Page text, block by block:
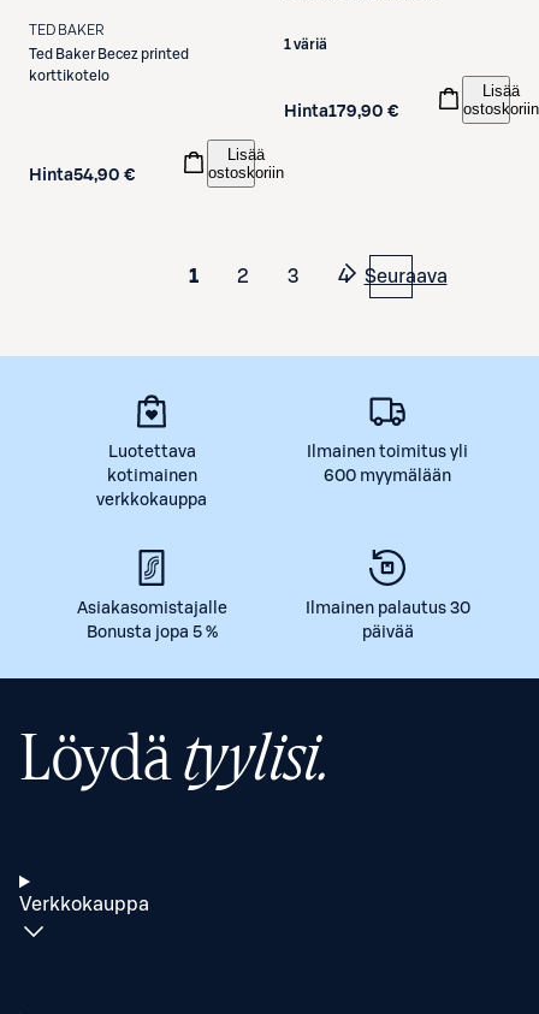
TED BAKER
Ted Baker Becez printed
korttikotelo
Hinta54,90 €
Lisää
ostoskoriin
1 väriä
Hinta179,90 €
Lisää
ostoskoriin
1 2 3 4 Seuraava
Luotettava
kotimainen
verkkokauppa
Ilmainen toimitus yli
600 myymälään
Asiakasomistajalle
Bonusta jopa 5 %
Ilmainen palautus 30
päivää
Löydätyylisi.
Verkkokauppa